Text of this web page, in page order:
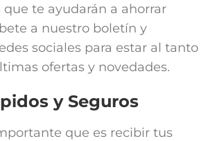
que te ayudarán a ahorrar
a nuestro boletín y
sociales para estar al tanto
ofertas y novedades.
y Seguros
que es recibir tus